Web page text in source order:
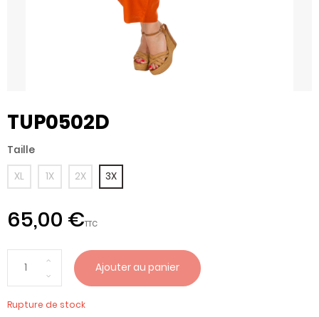
TUP0502D
Taille
XL
1X 2X 3X
65,00 €TTC
Ajouter au panier
Rupture de stock